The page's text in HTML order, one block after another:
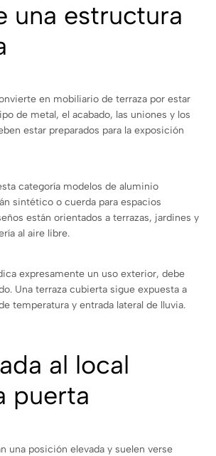
una estructura
en mobiliario de terraza por estar
de metal, el acabado, las uniones y los
estar preparados para la exposición
categoría modelos de aluminio
sintético o cuerda para espacios
están orientados a terrazas, jardines y
al aire libre.
expresamente un uso exterior, debe
Una terraza cubierta sigue expuesta a
temperatura y entrada lateral de lluvia.
al local
puerta
una posición elevada y suelen verse